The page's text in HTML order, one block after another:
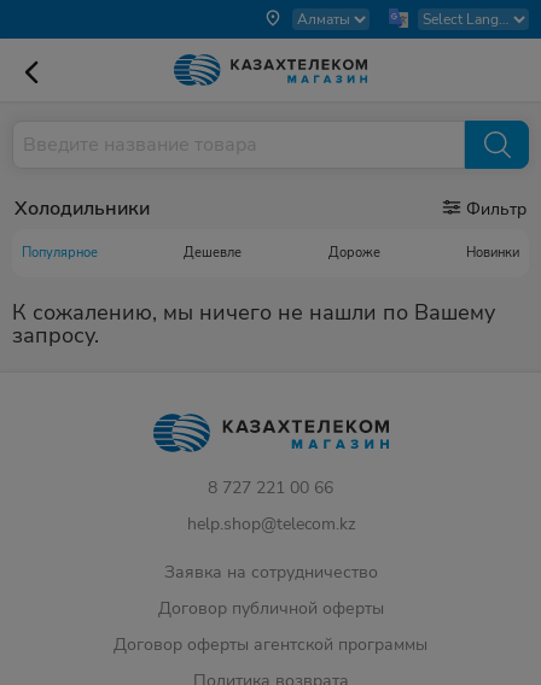
Холодильники Фильтр
Популярное Дешевле Дороже Новинки
К сожалению, мы ничего не нашли по Вашему
запросу.
8 727 221 00 66
help.shop@telecom.kz
Заявка на сотрудничество
Договор публичной оферты
Договор оферты агентской программы